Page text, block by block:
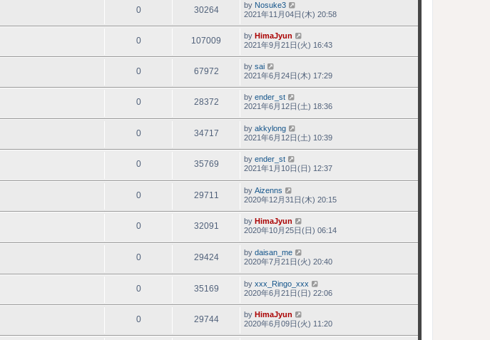
0 30264 by Nosuke3
2021年11月04日(木) 20:58
0 107009 by HimaJyun
2021年9月21日(火) 16:43
0 67972 by sai
2021年6月24日(木) 17:29
0 28372 by ender_st
2021年6月12日(土) 18:36
0 34717 by akkylong
2021年6月12日(土) 10:39
0 35769 by ender_st
2021年1月10日(日) 12:37
0 29711 by Aizenns
2020年12月31日(木) 20:15
0 32091 by HimaJyun
2020年10月25日(日) 06:14
0 29424 by daisan_me
2020年7月21日(火) 20:40
0 35169 by xxx_Ringo_xxx
2020年6月21日(日) 22:06
0 29744 by HimaJyun
2020年6月09日(火) 11:20